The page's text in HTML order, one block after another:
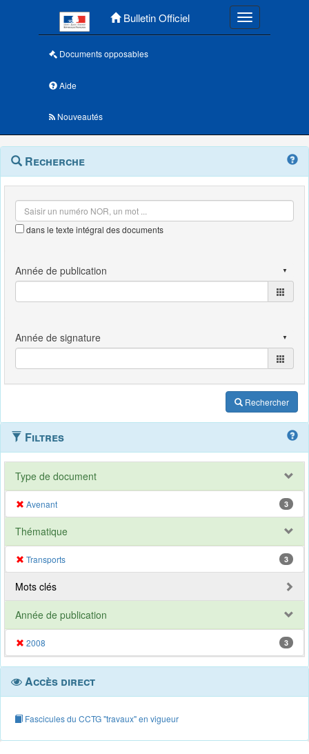
Bulletin Officiel Toggle
Documents opposables
Aide
Nouveautés
Navigation
outils
Menu
contextuel
Recherche
dans le texte intégral des documents
Rechercher
Filtres
Type de document
Avenant 3
Thématique
Transports 3
Mots clés
Année de publication
2008 3
Accès direct
Fascicules du CCTG "travaux" en vigueur